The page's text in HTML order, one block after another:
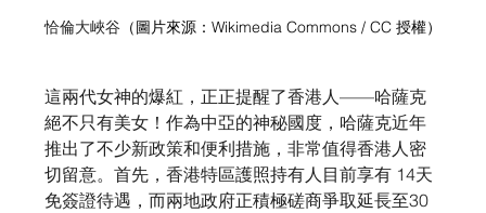
恰倫大峽谷 （圖片來源：Wikimedia Commons / CC 授權）
這兩代女神的爆紅，正正提醒了香港人——哈薩克
絕不只有美女！作為中亞的神秘國度，哈薩克近年
推出了不少新政策和便利措施，非常值得香港人密
切留意。首先，香港特區護照持有人目前享有 14天
免簽證待遇，而兩地政府正積極磋商爭取延長至30